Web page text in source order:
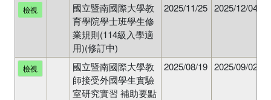
檢視
國立暨南國際大學教
育學院學士班學生修
業規則(114級入學適
用)(修訂中)
2025/11/25 2025/12/04
檢視
國立暨南國際大學教
師接受外國學生實驗
室研究實習 補助要點
2025/08/19 2025/09/02